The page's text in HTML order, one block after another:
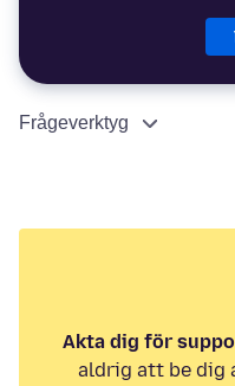
Frågeverktyg
Akta dig för
aldrig att be dig